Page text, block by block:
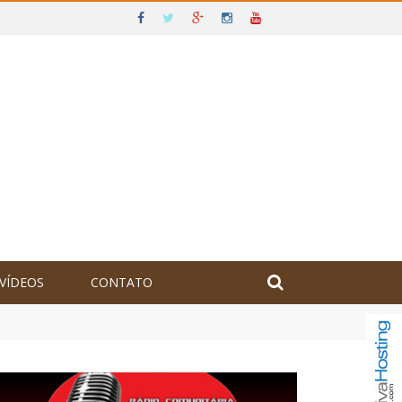
VÍDEOS CONTATO